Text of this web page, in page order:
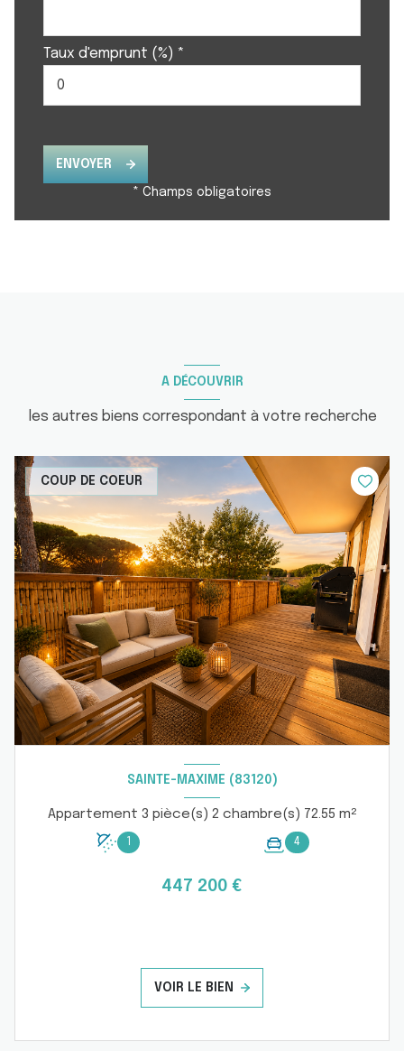
Taux d'emprunt (%) *
ENVOYER
* Champs obligatoires
A DÉCOUVRIR
les autres biens correspondant à votre recherche
COUP DE COEUR
SAINTE-MAXIME (83120)
Appartement 3 pièce(s) 2 chambre(s) 72.55 m²
4
447 200 €
VOIR LE BIEN